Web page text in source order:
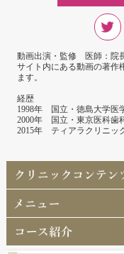
動画出演・監修 医師：院
サイト内にある動画の著作
ます。
経歴
1998年 国立・徳島大学医
2000年 国立・東京医科歯
2015年 ティアラクリニッ